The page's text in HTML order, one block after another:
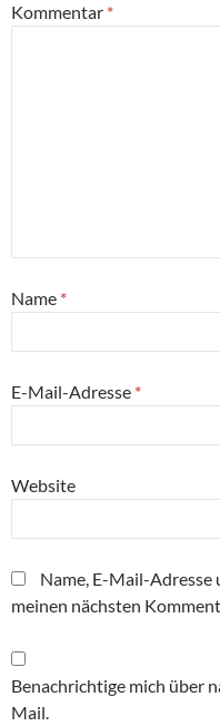
Kommentar *
Name *
E-Mail-Adresse *
Website
Name, E-Mail-
meinen nächsten
Benachrichtige mich über
Mail.